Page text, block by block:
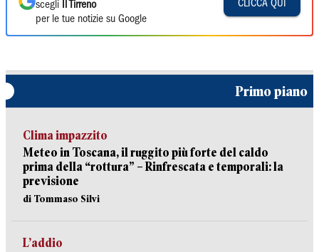
scegli
Il Tirreno
per le tue notizie su Google
CLICCA QUI
Primo piano
Clima impazzito
Meteo in Toscana, il ruggito più forte del caldo
prima della “rottura” – Rinfrescata e temporali: la
previsione
di Tommaso Silvi
L’addio